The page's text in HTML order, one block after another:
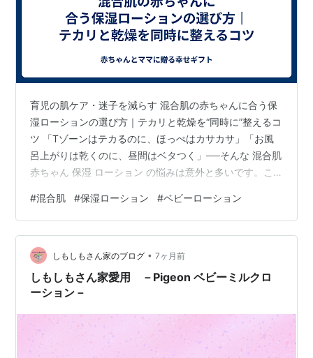
育児の肌ケア・迷子を減らす 混合肌の赤ちゃんに合う保
湿ローションの選び方｜テカリと乾燥を“同時に”整えるコ
ツ 「Tゾーンはテカるのに、ほっぺはカサカサ」「お風
呂上がりは乾くのに、昼間はベタつく」──そんな 混合肌
赤ちゃん 保湿 ローション の悩みは意外と多いです。こ
の考え方、ローション選びの基準を、初心者にも分かり
やすくまとめました。 大切なお知らせ（必ずご確認くだ
さい）この記事は一般的な情報であり、医療行為の代替
ではありません。赤みが強い・ジュクジュクが続く・強
いかゆみや掻き壊し・発熱・広範囲に悪化する等がある
場合は、早めに小児科・皮膚科へ…
#混合肌 #保湿ローション #ベビーローション
しもしもさん家のブログ • 7ヶ月前
しもしもさん家愛用 －Pigeon ベビーミルクロ
ーション－